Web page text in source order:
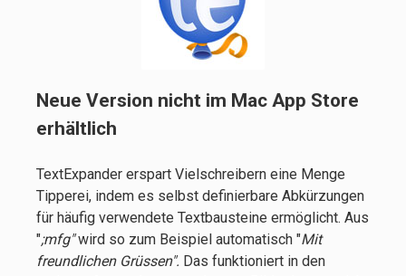
Neue Version nicht im Mac App Store
erhältlich
TextExpander erspart Vielschreibern eine Menge
Tipperei, indem es selbst definierbare Abkürzungen
für häufig verwendete Textbausteine ermöglicht. Aus
";mfg"wird so zum Beispiel automatisch "Mit
freundlichen Grüssen". Das funktioniert in den